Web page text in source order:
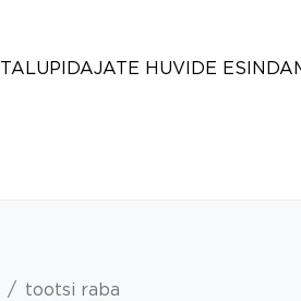
TALUPIDAJATE HUVIDE
tootsi raba